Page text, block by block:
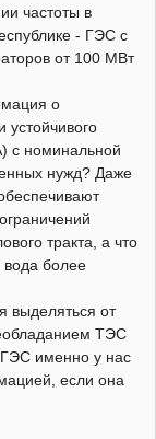
частоты в
- ГЭС с
от 100 МВт
о
устойчивого
с номинальной
нужд? Даже
тракта, а что
вода более
выделяться от
ТЭС
именно у нас
если она